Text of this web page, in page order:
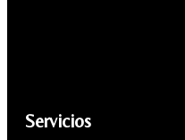
Servicios